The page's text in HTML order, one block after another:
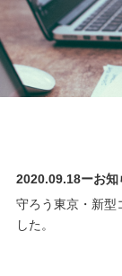
2020.09.18ーお知
守ろう東京・新型
した。